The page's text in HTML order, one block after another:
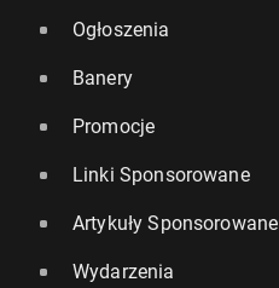
Ogłoszenia
Banery
Promocje
Linki Sponsorowane
Artykuły Sponsorowane
Wydarzenia